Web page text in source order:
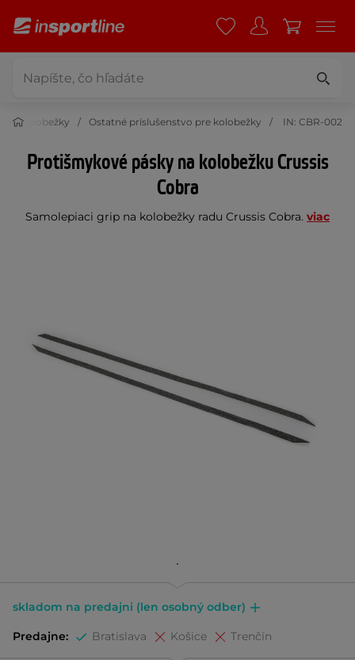
kolobežky Ostatné príslušenstvo pre kolobežky IN: CBR-002
Protišmykové pásky na kolobežku Crussis
Cobra
Samolepiaci grip na kolobežky radu Crussis Cobra. viac
skladom na predajni (len osobný odber)
Predajne: Bratislava Košice Trenčín